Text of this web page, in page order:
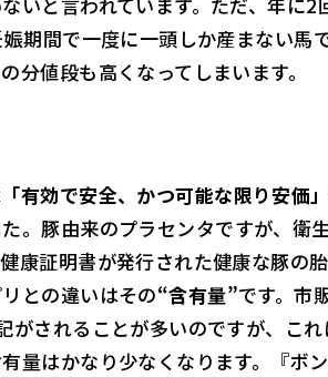
期間で一度に一頭しか産まない馬
分値段も高くなってしまいます。
「有効で安全、かつ可能な限り安価」
。豚由来のプラセンタですが、衛
康証明書が発行された健康な豚の
との違いはその“含有量”です。市
がされることが多いのですが、こ
量はかなり少なくなります。『ボ